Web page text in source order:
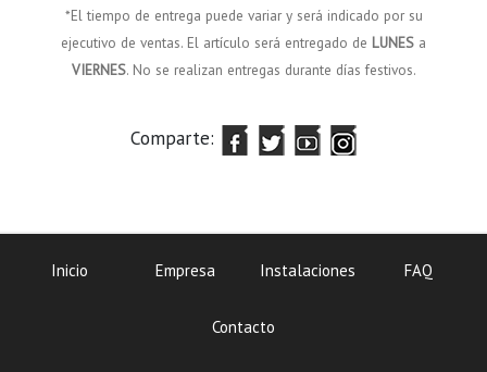
*El tiempo de entrega puede variar y será indicado por su
ejecutivo de ventas. El artículo será entregado de LUNES a
VIERNES. No se realizan entregas durante días festivos.
Comparte:
Inicio Empresa Instalaciones FAQ
Contacto